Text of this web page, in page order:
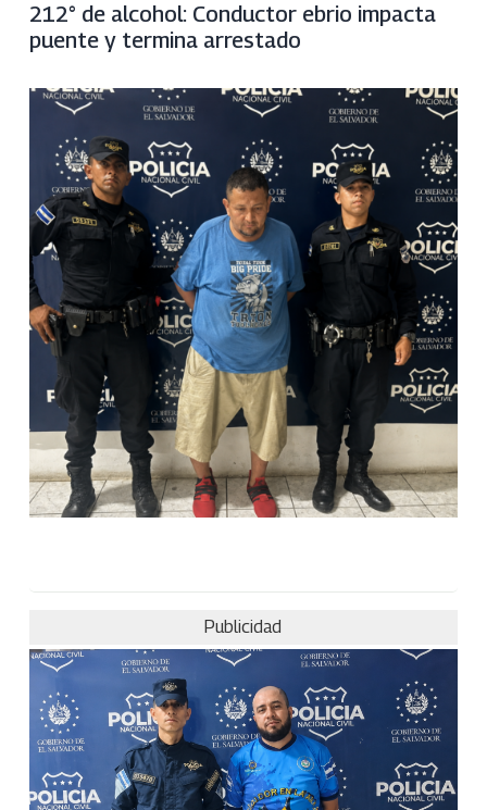
212° de alcohol: Conductor ebrio impacta
puente y termina arrestado
Publicidad